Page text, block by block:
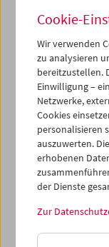
22
23
29
05
06
iCalender
Programmheft-
English
< Vorherige Woche
Cookie-
Wir verwenden
zu analysieren
bereitzustellen.
Einwilligung –
Netzwerke,
Cookies
personalisieren
auszuwerten.
erhobenen
der Dienste
Zur